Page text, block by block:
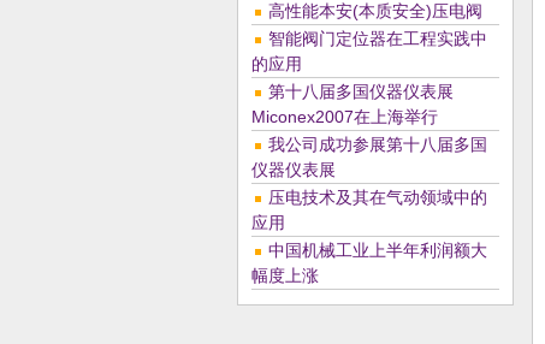
高性能本安(本质安全)压电阀
智能阀门定位器在工程实践中
的应用
第十八届多国仪器仪表展
Miconex2007在上海举行
我公司成功参展第十八届多国
仪器仪表展
压电技术及其在气动领域中的
应用
中国机械工业上半年利润额大
幅度上涨